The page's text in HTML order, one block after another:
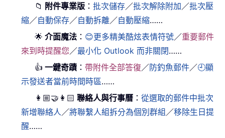
📁 附件專業版 ：批次儲存／批次解除附加 ／批次壓
縮／自動保存／自動拆離／自動壓縮……
🌟 介面魔法 ： 😊更多精美酷炫表情符號／重要郵件
來到時提醒您 ／最小化 Outlook 而非關閉……
👍 一鍵奇蹟 ： 帶附件全部答復 ／防釣魚郵件／🕘顯
示發送者當前時間時區……
👩🏼‍🤝‍👩🏻 聯絡人與行事曆 ：從選取的郵件中批次
新增聯絡人 ／將聯繫人組拆分為個別群組 ／移除生日提
醒……